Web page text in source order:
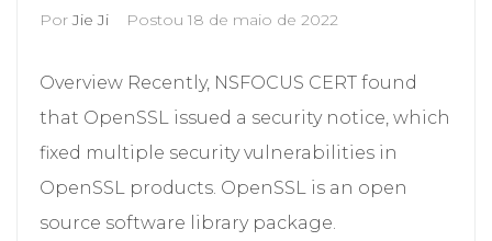
PorJie Ji Postou 18 de maio de 2022
Overview Recently, NSFOCUS CERT found
that OpenSSL issued a security notice, which
fixed multiple security vulnerabilities in
OpenSSL products. OpenSSL is an open
source software library package.